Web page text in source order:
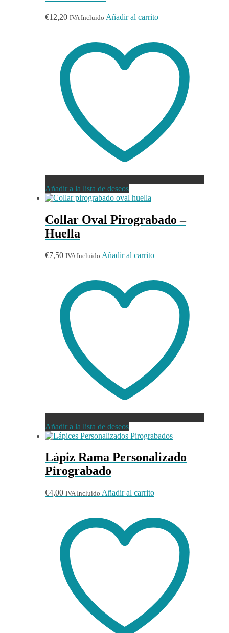
€12,20 IVA Incluido Añadir al carrito
Añadir a la lista de deseos
Collar Oval Pirograbado –
Huella
€7,50 IVA Incluido Añadir al carrito
Añadir a la lista de deseos
Lápiz Rama Personalizado
Pirograbado
€4,00 IVA Incluido Añadir al carrito